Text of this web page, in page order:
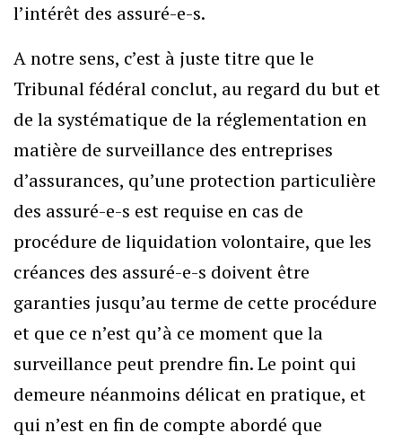
l’intérêt des assuré-e-s.
A notre sens, c’est à juste titre que le
Tribunal fédéral conclut, au regard du but et
de la systématique de la réglementation en
matière de surveillance des entreprises
d’assurances, qu’une protection particulière
des assuré-e-s est requise en cas de
procédure de liquidation volontaire, que les
créances des assuré-e-s doivent être
garanties jusqu’au terme de cette procédure
et que ce n’est qu’à ce moment que la
surveillance peut prendre fin. Le point qui
demeure néanmoins délicat en pratique, et
qui n’est en fin de compte abordé que